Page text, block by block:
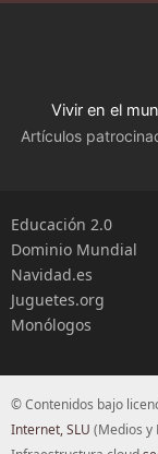
Vivir en el
Artículos
Educación 2.0
Dominio Mundial
Navidad.es
Juguetes.org
Monólogos
© Contenidos bajo
Internet, SLU (Medios y